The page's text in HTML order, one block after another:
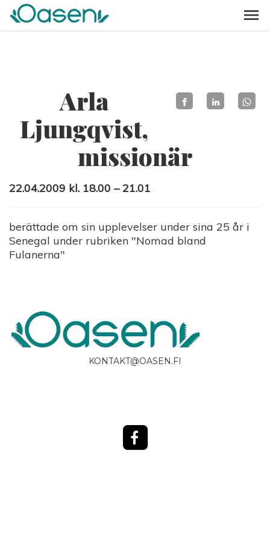
Arla
Ljungqvist,
missionär
22.04.2009 kl. 18.00 – 21.01
berättade om sin upplevelser under sina 25 år i
Senegal under rubriken "Nomad bland
Fulanerna"
KONTAKT@OASEN.FI